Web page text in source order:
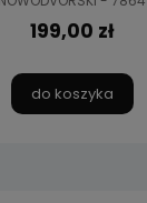
199,00 zł
do koszyka